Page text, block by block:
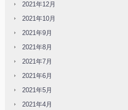
2021年12月
2021年10月
2021年9月
2021年8月
2021年7月
2021年6月
2021年5月
2021年4月